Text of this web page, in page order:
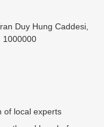
Duy Hung Caddesi,
1000000
of local experts